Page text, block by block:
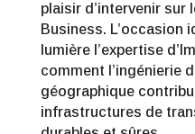
plaisir d’intervenir sur
Business. L’occasion
lumière l’expertise
comment l’ingénierie
géographique
infrastructures de